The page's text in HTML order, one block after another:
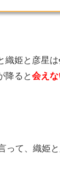
織姫と彦星は
降ると 会え
って、織姫